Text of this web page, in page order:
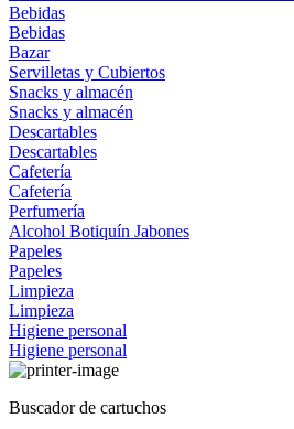
Bebidas
Bebidas
Bazar
Servilletas y Cubiertos
Snacks y almacén
Snacks y almacén
Descartables
Descartables
Cafetería
Cafetería
Perfumería
Alcohol Botiquín Jabones
Papeles
Papeles
Limpieza
Limpieza
Higiene personal
Higiene personal
Buscador de cartuchos